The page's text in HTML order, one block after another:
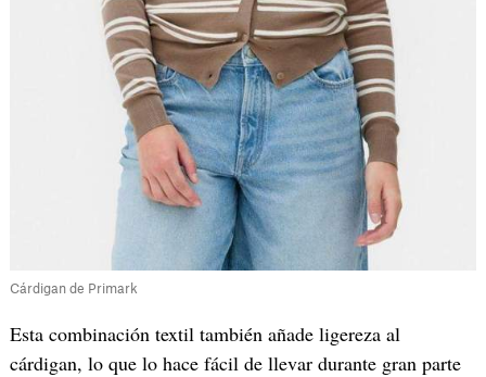
Cárdigan de Primark
Esta combinación textil también añade ligereza al
cárdigan, lo que lo hace fácil de llevar durante gran parte